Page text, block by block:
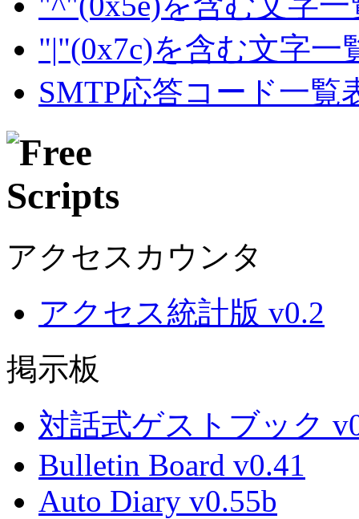
"|"(0x7c)を含む文字一
SMTP応答コード一覧
アクセスカウンタ
アクセス統計版 v0.2
掲示板
対話式ゲストブック
Bulletin Board v0.41
Auto Diary v0.55b